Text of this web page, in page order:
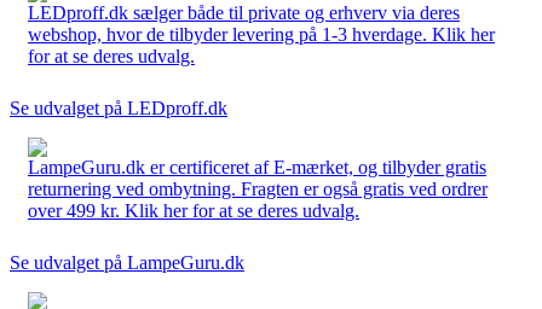
LEDproff.dk sælger både til private og erhverv via deres
webshop, hvor de tilbyder levering på 1-3 hverdage. Klik her
for at se deres udvalg.
Se udvalget på LEDproff.dk
LampeGuru.dk er certificeret af E-mærket, og tilbyder gratis
returnering ved ombytning. Fragten er også gratis ved ordrer
over 499 kr. Klik her for at se deres udvalg.
Se udvalget på LampeGuru.dk